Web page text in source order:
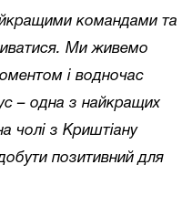
командами та
Ми живемо
і водночас
– одна з найкращих
чолі з Криштіану
позитивний для